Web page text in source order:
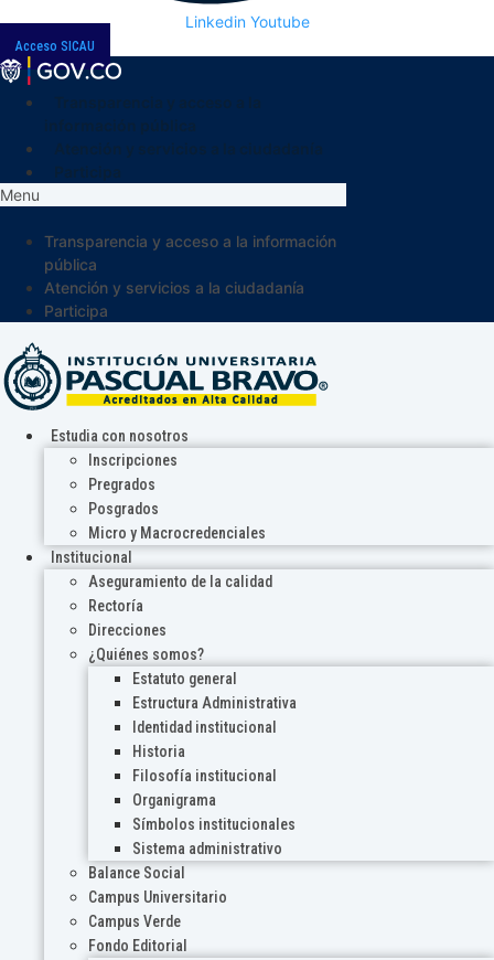
Linkedin Youtube
Acceso SICAU
Menu
Transparencia y acceso a la información
pública
Atención y servicios a la ciudadanía
Participa
Estudia con nosotros
Inscripciones
Pregrados
Posgrados
Micro y Macrocredenciales
Institucional
Aseguramiento de la calidad
Rectoría
Direcciones
¿Quiénes somos?
Estatuto general
Estructura Administrativa
Identidad institucional
Historia
Filosofía institucional
Organigrama
Símbolos institucionales
Sistema administrativo
Balance Social
Campus Universitario
Campus Verde
Fondo Editorial